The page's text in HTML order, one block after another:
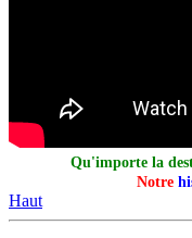
Qu'importe la
Notre
Haut